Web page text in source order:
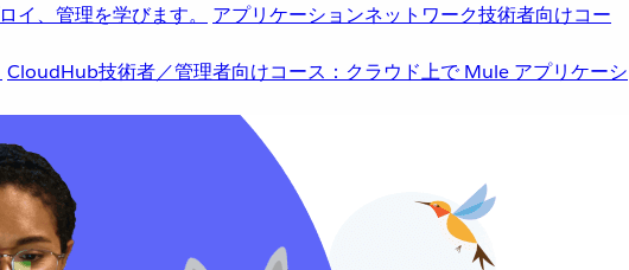
、管理を学びます。 アプリケーションネットワーク技術者向けコー
CloudHub技術者／管理者向けコース：クラウド上で Mule アプリケーシ